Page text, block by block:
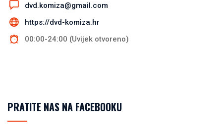
dvd.komiza@gmail.com
https://dvd-komiza.hr
00:00-24:00 (Uvijek otvoreno)
PRATITE NAS NA FACEBOOKU